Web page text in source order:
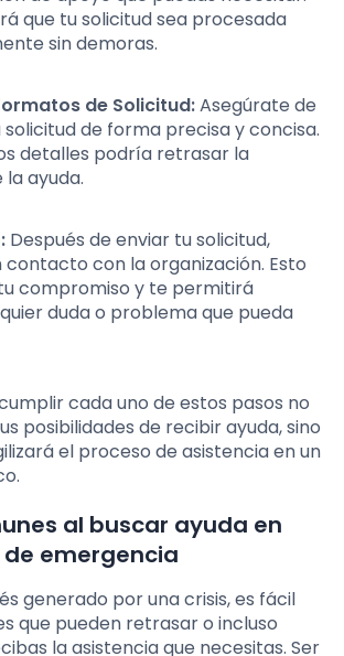
que tu solicitud sea procesada
sin demoras.
de Solicitud:Asegúrate de
de forma precisa y concisa.
detalles podría retrasar la
ayuda.
Después de enviar tu solicitud,
con la organización. Esto
compromiso y te permitirá
duda o problema que pueda
cada uno de estos pasos no
posibilidades de recibir ayuda, sino
el proceso de asistencia en un
al buscar ayuda en
emergencia
generado por una crisis, es fácil
que pueden retrasar o incluso
la asistencia que necesitas. Ser